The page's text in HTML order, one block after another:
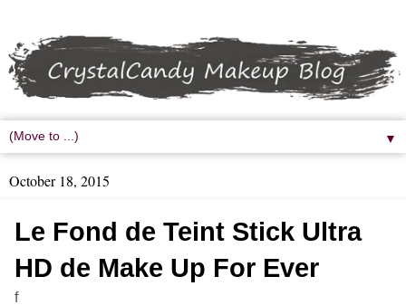
▼
October 18, 2015
Le Fond de Teint Stick Ultra
HD de Make Up For Ever
f